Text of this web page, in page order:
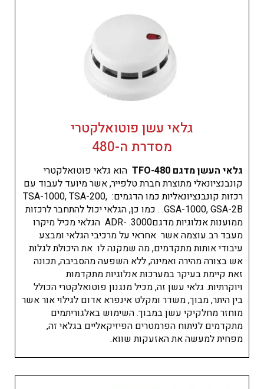
גלאי עשן פוטואלקטרי
מסדרת ה-480
גלאי העשן מדגם 480-TFO
הוא גלאי פוטואלקטרי
קונבנציונאלי מתוצרת חברת טלפייר, אשר מיועד לעבוד עם
רכזות קונבנציונאליות כמו הדגמים: TSA-1000, TSA-200,
GSA-1000, GSA-2B. . כמו כן, הגלאי יכול להתחבר לרכזות
ממוענות אנלוגיות מדגםADR- .3000 הגלאי מכיל מיקרו
מעבד רב עוצמה אשר אחראי על מרכיבי הגלאי ומבצע
עיבודי אותות מתקדמים, מה שמקנה לו את היכולת לגלות
אש בצורה מהירה ואמינה, ללא השפעה מהסביבה, תכונה
זאת קיימת בעיקר במערכות אנלוגיות מתקדמות
ויוקרתיות. גלאי עשן זה, מכיל מנגנון פוטואלקטרי הכולל
בין היתר, מבוך, משדר ומקלט אינפרא אדום לגילוי אור אשר
מוחזר מחלקיקי עשן במבוך. השימוש באלגוריתמים
מתקדמים לניתוח הפרמטרים הפיזיקאליים בגלאי זה,
מפחית למעשה את האזעקות שווא.